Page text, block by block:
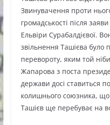
Звинувачення проти
громадськості після
Ельвіри Сурабалдієвої.
звільнення Ташієва було
перевороту, яким той
Жапарова з поста
держави досі ставиться
колишнього союзника,
Ташієв ще перебуває на